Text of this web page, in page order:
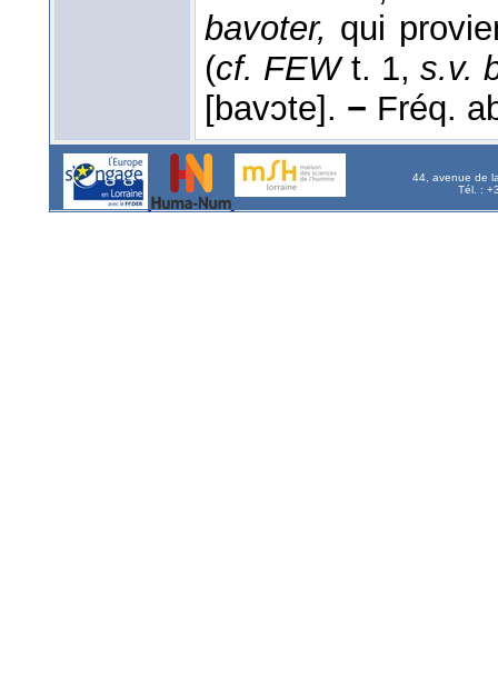
bavoter, qui
(cf. FEWt. 1,s.v.
[bavɔte]. − Fréq.
44, avenue de
Tél. :